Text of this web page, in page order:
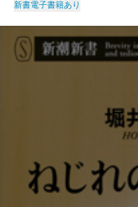
新書電子書籍あり